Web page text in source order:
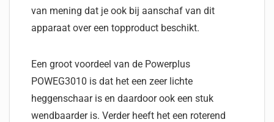
van mening dat je ook bij aanschaf van dit
apparaat over een topproduct beschikt.
Een groot voordeel van de Powerplus
POWEG3010 is dat het een zeer lichte
heggenschaar is en daardoor ook een stuk
wendbaarder is. Verder heeft het een roterend